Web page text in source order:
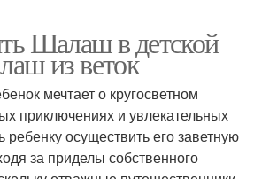
Шалаш в детской
из веток
мечтает о кругосветном
приключениях и увлекательных
ребенку осуществить его заветную
за приделы собственного